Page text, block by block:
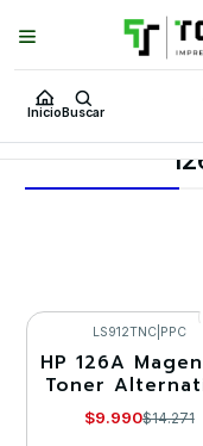
Inicio Buscar
Puedes Elegir:
Inicio Toner y tambor
126A MAGENTA
-30%
LS912TNC| PPC
HP 126A
Toner
$9.990$14.271